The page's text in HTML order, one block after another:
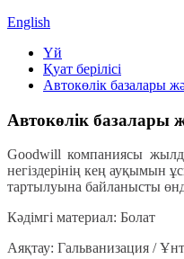
English
Үй
Қуат берілісі
Автокөлік базалары
Автокөлік базалары
Goodwill компаниясы
негіздерінің кең ауқымын
тартылуына байланысты
Кәдімгі материал: Болат
Аяқтау: Гальванизация /